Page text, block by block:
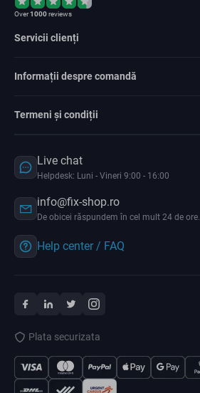
Over1000reviews
Servicii clienți
Informații despre comandă
Termeni și condiții
Live chat
Helpdesk: Luni - Vineri 9:00 - 16:00
info@fix-shop.ro
De obicei răspundem în cel mult 24 de ore.
Help center / FAQ
Plata securizata